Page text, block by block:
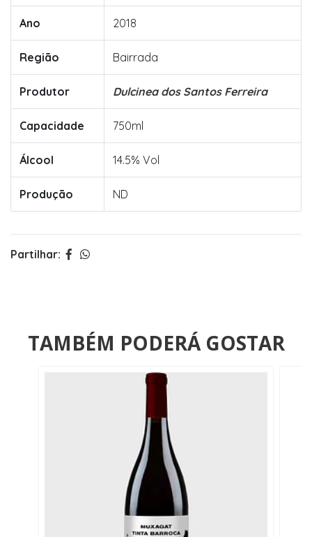
Ano 2018
Região Bairrada
Produtor Dulcinea dos Santos Ferreira
Capacidade 750ml
Álcool 14.5% Vol
Produção ND
Partilhar:
TAMBÉM PODERÁ GOSTAR